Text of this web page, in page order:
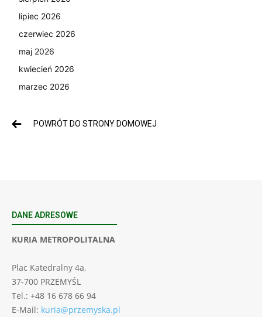
lipiec 2026
czerwiec 2026
maj 2026
kwiecień 2026
marzec 2026
POWRÓT DO STRONY DOMOWEJ
DANE ADRESOWE
KURIA METROPOLITALNA
Plac Katedralny 4a,
37-700 PRZEMYŚL
Tel.: +48 16 678 66 94
E-Mail: kuria@przemyska.pl